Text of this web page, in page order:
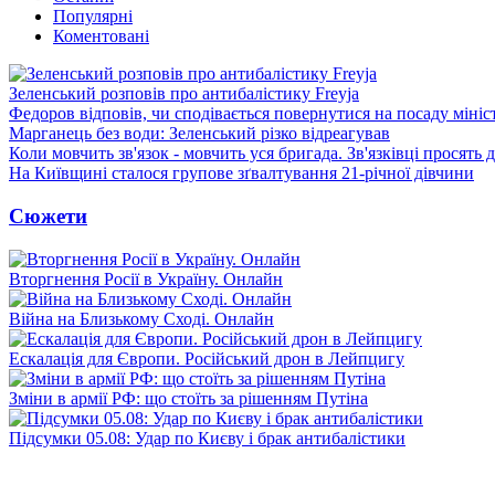
Популярні
Коментовані
Зеленський розповів про антибалістику Freyja
Федоров відповів, чи сподівається повернутися на посаду
Марганець без води: Зеленський різко відреагував
Коли мовчить зв'язок - мовчить уся бригада. Зв'язківці просять
На Київщині сталося групове зґвалтування 21-річної дівчини
Сюжети
Вторгнення Росії в Україну. Онлайн
Війна на Близькому Сході. Онлайн
Ескалація для Європи. Російський дрон в Лейпцигу
Зміни в армії РФ: що стоїть за рішенням Путіна
Підсумки 05.08: Удар по Києву і брак антибалістики